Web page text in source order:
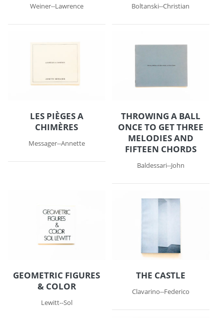
Weiner--Lawrence Boltanski--Christian
LES PIÈGES A
CHIMÈRES
Messager--Annette
THROWING A BALL
ONCE TO GET THREE
MELODIES AND
FIFTEEN CHORDS
Baldessari--John
GEOMETRIC FIGURES
& COLOR
Lewitt--Sol
THE CASTLE
Clavarino--Federico